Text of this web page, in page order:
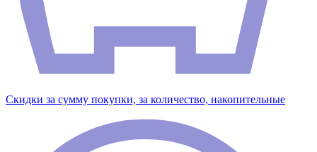
Скидки за сумму покупки, за количество, накопительные